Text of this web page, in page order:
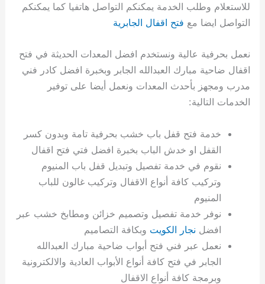
للاستعلام وطلب الخدمة يمكنكم التواصل هاتفيا كما يمكنكم
التواصل ايضا مع فتح اقفال الجابرية
نعمل بحرفية عالية ونستخدم افضل المعدات الحديثة في فتح
اقفال ضاحية مبارك العبدالله الجابر وبخبرة افضل كادر فني
مدرب ومجهز بأحدث المعدات ونعمل أيضا على توفير
الخدمات التالية:
خدمة فتح قفل باب خشب بحرفية تامة وبدون كسر
القفل او خدش الباب بخبرة افضل فتي فتح اقفال
نقوم في خدمة تفصيل وتبديل قفل باب المنيوم
وتركيب كافة أنواع الاقفال وتركيب غالون للباب
المنيوم
نوفر خدمة تفصيل وتصميم خزائن ومطابخ خشب عبر
افضل نجار الكويت وبكافة التصاميم
نعمل عبر فني فتح أبواب ضاحية مبارك العبدالله
الجابر في فتح كافة أنواع الأبواب العادية والالكترونية
وبرمجة كافة أنواع الاقفال